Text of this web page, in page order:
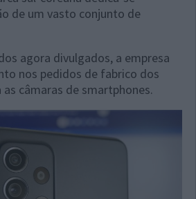
de um vasto conjunto de
agora divulgados, a empresa
nos pedidos de fabrico dos
as câmaras de smartphones.